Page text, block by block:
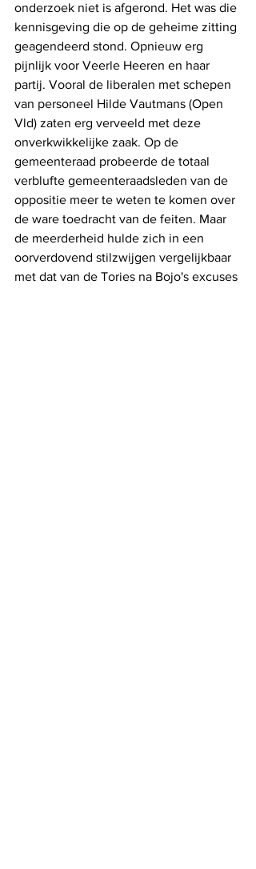
onderzoek niet is afgerond. Het was die
kennisgeving die op de geheime zitting
geagendeerd stond. Opnieuw erg
pijnlijk voor Veerle Heeren en haar
partij. Vooral de liberalen met schepen
van personeel Hilde Vautmans (Open
Vld) zaten erg verveeld met deze
onverkwikkelijke zaak. Op de
gemeenteraad probeerde de totaal
verblufte gemeenteraadsleden van de
oppositie meer te weten te komen over
de ware toedracht van de feiten. Maar
de meerderheid hulde zich in een
oorverdovend stilzwijgen vergelijkbaar
met dat van de Tories na Bojo's excuses